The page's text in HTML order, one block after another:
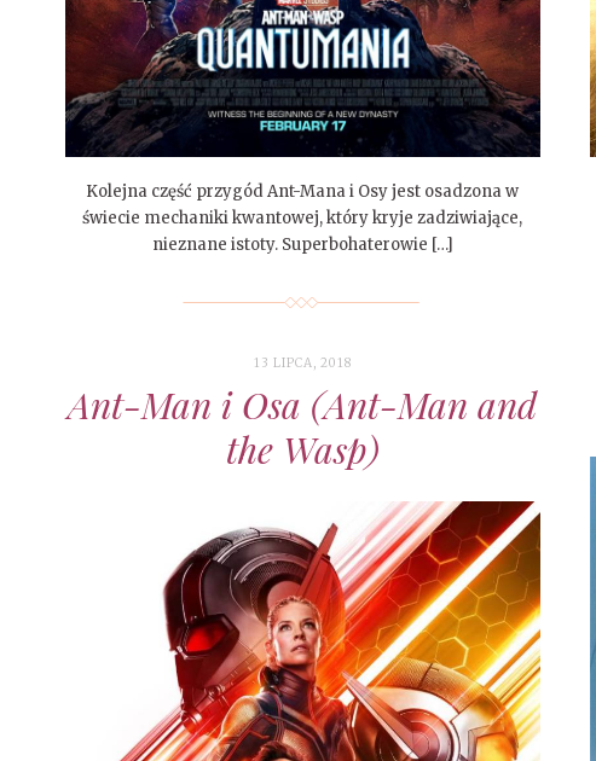
Kolejna część przygód Ant-Mana i Osy jest osadzona w
świecie mechaniki kwantowej, który kryje zadziwiające,
nieznane istoty. Superbohaterowie […]
13 LIPCA, 2018
Ant-Man i Osa (Ant-Man and
the Wasp)